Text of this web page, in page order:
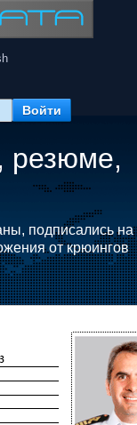
резюме,
подписались на
от крюингов